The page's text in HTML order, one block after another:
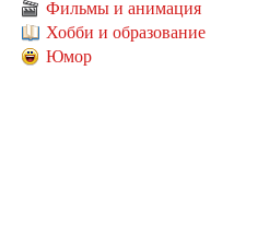
Фильмы и анимация
Хобби и образование
Юмор